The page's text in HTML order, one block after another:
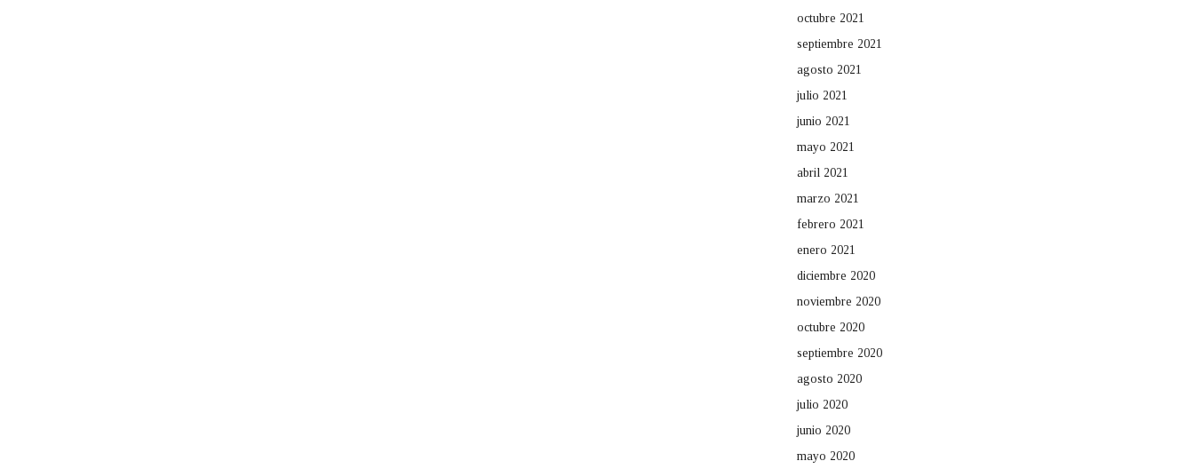
octubre 2021
septiembre 2021
agosto 2021
julio 2021
junio 2021
mayo 2021
abril 2021
marzo 2021
febrero 2021
enero 2021
diciembre 2020
noviembre 2020
octubre 2020
septiembre 2020
agosto 2020
julio 2020
junio 2020
mayo 2020